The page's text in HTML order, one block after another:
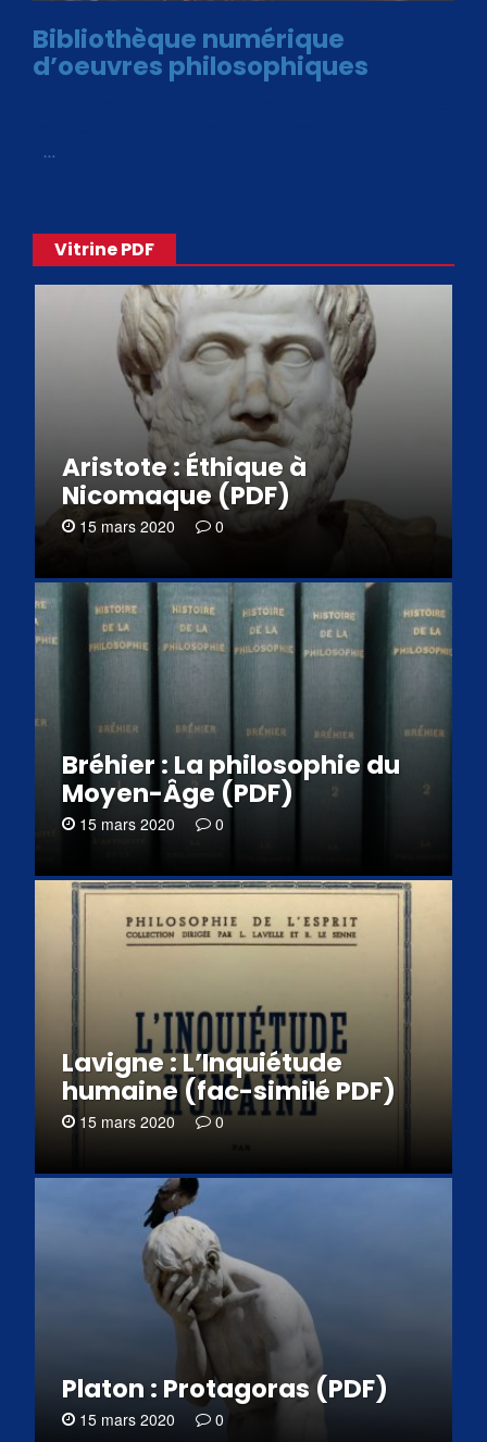
Bibliothèque numérique
d’oeuvres philosophiques
…
Vitrine PDF
Aristote : Éthique à
Nicomaque (PDF)
15 mars 2020 0
Bréhier : La philosophie du
Moyen-Âge (PDF)
15 mars 2020 0
Lavigne : L’Inquiétude
humaine (fac-similé PDF)
15 mars 2020 0
Platon : Protagoras (PDF)
15 mars 2020 0